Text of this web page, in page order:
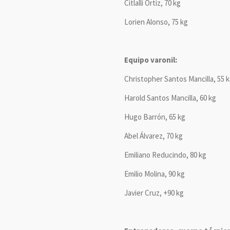
Citlalli Ortiz, 70 kg
Lorien Alonso, 75 kg
Equipo varonil:
Christopher Santos Mancilla, 55
Harold Santos Mancilla, 60 kg
Hugo Barrón, 65 kg
Abel Álvarez, 70 kg
Emiliano Reducindo, 80 kg
Emilio Molina, 90 kg
Javier Cruz, +90 kg